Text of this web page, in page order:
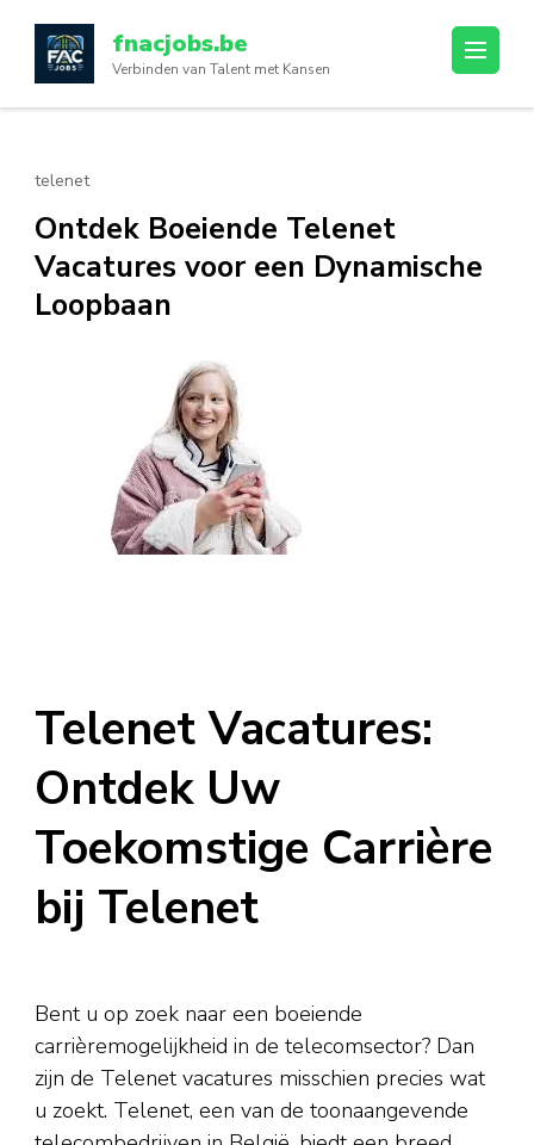
inhoud
(druk
enter)
fnacjobs.be
Verbinden van Talent met Kansen
telenet
Ontdek Boeiende Telenet
Vacatures voor een Dynamische
Loopbaan
Telenet Vacatures:
Ontdek Uw
Toekomstige Carrière
bij Telenet
Bent u op zoek naar een boeiende
carrièremogelijkheid in de telecomsector? Dan
zijn de Telenet vacatures misschien precies wat
u zoekt. Telenet, een van de toonaangevende